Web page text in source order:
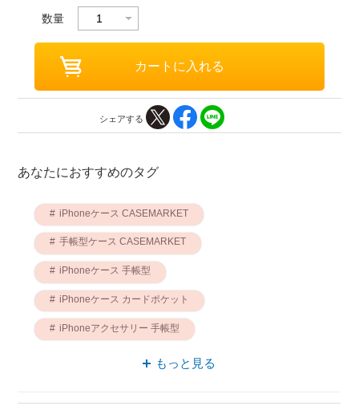
数量
シェアする
あなたにおすすめのタグ
iPhoneケース CASEMARKET
手帳型ケース CASEMARKET
iPhoneケース 手帳型
iPhoneケース カードポケット
iPhoneアクセサリー 手帳型
iPhoneアクセサリー CASEMARKET
もっと見る